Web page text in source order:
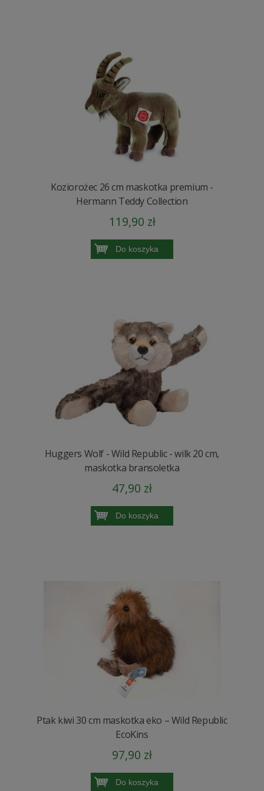
Koziorożec 26 cm maskotka premium -
Hermann Teddy Collection
119,90 zł
Do koszyka
Huggers Wolf - Wild Republic - wilk 20 cm,
maskotka bransoletka
47,90 zł
Do koszyka
Ptak kiwi 30 cm maskotka eko – Wild Republic
EcoKins
97,90 zł
Do koszyka